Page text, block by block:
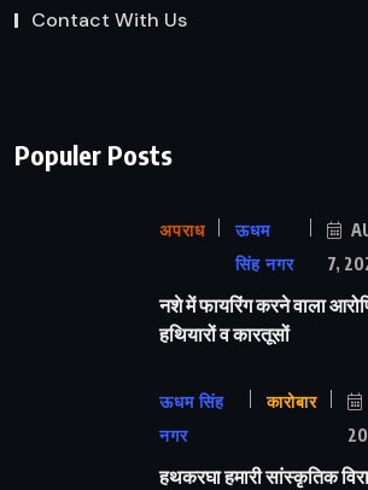
Contact With Us
Populer Posts
अपराध
ऊधम
सिंह नगर
7,
नशे में फायरिंग करने वाला
हथियारों व कारतूसों
ऊधम सिंह
नगर
कारोबार
हथकरघा हमारी सांस्कृतिक